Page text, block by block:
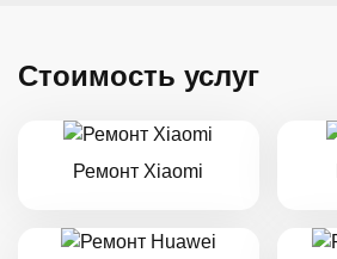
Стоимость услуг
Ремонт Xiaomi